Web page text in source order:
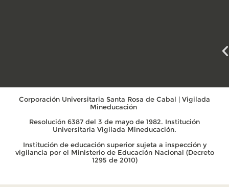
Corporación Universitaria Santa Rosa de Cabal | Vigilada
Mineducación
Resolución 6387 del 3 de mayo de 1982. Institución
Universitaria Vigilada Mineducación.
Institución de educación superior sujeta a inspección y
vigilancia por el Ministerio de Educación Nacional (Decreto
1295 de 2010)